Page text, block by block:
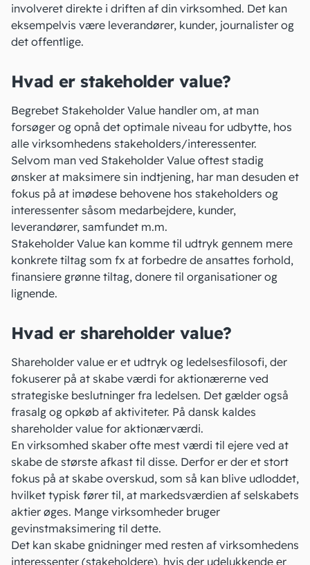
involveret direkte i driften af din virksomhed. Det kan
eksempelvis være leverandører, kunder, journalister og
det offentlige.
Hvad er stakeholder value?
Begrebet Stakeholder Value handler om, at man
forsøger og opnå det optimale niveau for udbytte, hos
alle virksomhedens stakeholders/interessenter.
Selvom man ved Stakeholder Value oftest stadig
ønsker at maksimere sin indtjening, har man desuden et
fokus på at imødese behovene hos stakeholders og
interessenter såsom medarbejdere, kunder,
leverandører, samfundet m.m.
Stakeholder Value kan komme til udtryk gennem mere
konkrete tiltag som fx at forbedre de ansattes forhold,
finansiere grønne tiltag, donere til organisationer og
lignende.
Hvad er shareholder value?
Shareholder value er et udtryk og ledelsesfilosofi, der
fokuserer på at skabe værdi for aktionærerne ved
strategiske beslutninger fra ledelsen. Det gælder også
frasalg og opkøb af aktiviteter. På dansk kaldes
shareholder value for aktionærværdi.
En virksomhed skaber ofte mest værdi til ejere ved at
skabe de største afkast til disse. Derfor er der et stort
fokus på at skabe overskud, som så kan blive udloddet,
hvilket typisk fører til, at markedsværdien af selskabets
aktier øges. Mange virksomheder bruger
gevinstmaksimering til dette.
Det kan skabe gnidninger med resten af virksomhedens
interessenter (stakeholdere), hvis der udelukkende er